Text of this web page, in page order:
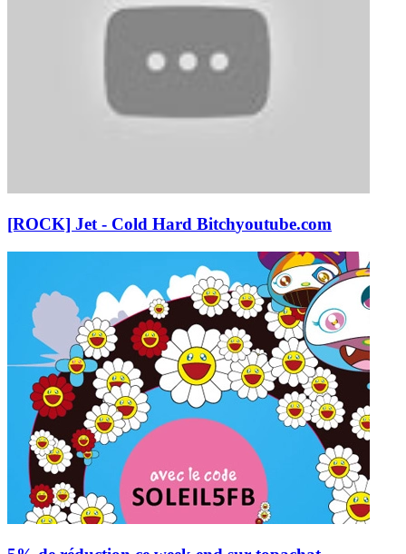
[ROCK] Jet - Cold Hard Bitchyoutube.com